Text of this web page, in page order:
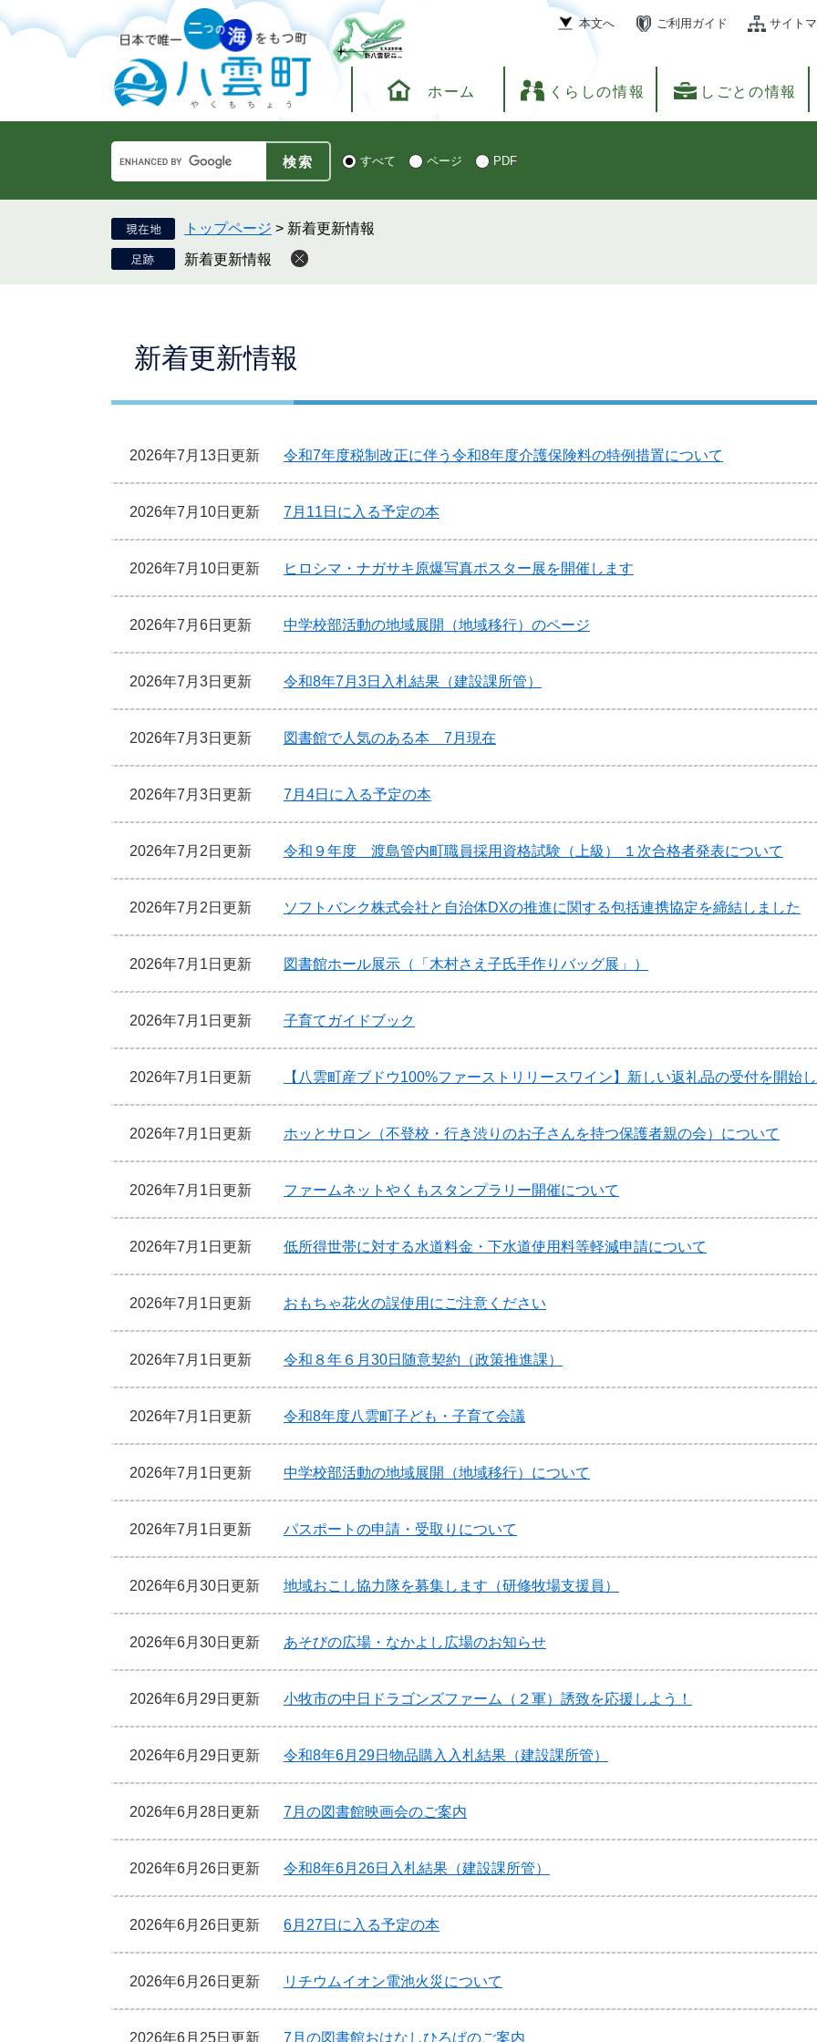
ー
で
ニ
ば
文
本文へ ご利用ガイド サイト
ホーム くらしの情報 しごとの情報
Google
カ
ス
タ
ム
検
検 すべて ページ PDF
トップページ > 新着更新情報
新着更新情報
新着更新情報
2026年7月13日更新 令和7年度税制改正に伴う令和8年度介護保険料の特例措置について
2026年7月10日更新 7月11日に入る予定の本
2026年7月10日更新 ヒロシマ・ナガサキ原爆写真ポスター展を開催します
2026年7月6日更新 中学校部活動の地域展開（地域移行）のページ
2026年7月3日更新 令和8年7月3日入札結果（建設課所管）
2026年7月3日更新 図書館で人気のある本 7月現在
2026年7月3日更新 7月4日に入る予定の本
2026年7月2日更新 令和９年度 渡島管内町職員採用資格試験（上級） １次合格者発表について
2026年7月2日更新 ソフトバンク株式会社と自治体DXの推進に関する包括連携協定を締結しました
2026年7月1日更新 図書館ホール展示（「木村さえ子氏手作りバッグ展」）
2026年7月1日更新 子育てガイドブック
2026年7月1日更新 【八雲町産ブドウ100%ファーストリリースワイン】新しい返礼品の受付を開始し
2026年7月1日更新 ホッとサロン（不登校・行き渋りのお子さんを持つ保護者親の会）について
2026年7月1日更新 ファームネットやくもスタンプラリー開催について
2026年7月1日更新 低所得世帯に対する水道料金・下水道使用料等軽減申請について
2026年7月1日更新 おもちゃ花火の誤使用にご注意ください
2026年7月1日更新 令和８年６月30日随意契約（政策推進課）
2026年7月1日更新 令和8年度八雲町子ども・子育て会議
2026年7月1日更新 中学校部活動の地域展開（地域移行）について
2026年7月1日更新 パスポートの申請・受取りについて
2026年6月30日更新 地域おこし協力隊を募集します（研修牧場支援員）
2026年6月30日更新 あそびの広場・なかよし広場のお知らせ
2026年6月29日更新 小牧市の中日ドラゴンズファーム（２軍）誘致を応援しよう！
2026年6月29日更新 令和8年6月29日物品購入入札結果（建設課所管）
2026年6月28日更新 7月の図書館映画会のご案内
2026年6月26日更新 令和8年6月26日入札結果（建設課所管）
2026年6月26日更新 6月27日に入る予定の本
2026年6月26日更新 リチウムイオン電池火災について
2026年6月25日更新 7月の図書館おはなしひろばのご案内